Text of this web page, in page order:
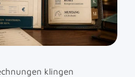
klingen